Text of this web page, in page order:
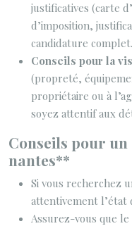
justificatives (carte
d’imposition,
candidature complet.
Conseils pour la
(propreté,
propriétaire ou à
soyez attentif aux
Conseils pour
nantes**
Si vous recherchez
attentivement l’état
Assurez-vous que